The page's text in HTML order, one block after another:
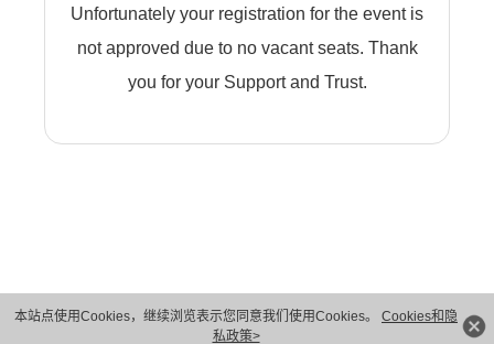
本站点使用Cookies，继续浏览表示您同意我们使用Cookies。 Cookies和隐
私政策>
Unfortunately your registration for the event is
not approved due to no vacant seats. Thank
you for your Support and Trust.
版权所有 © 华为技术有限公司 1998-2026。 保留一切权利。粤A2-20044005号
隐私保护
法律声明